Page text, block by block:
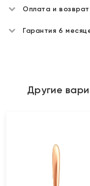
Оплата и возврат
Гарантия 6
Другие